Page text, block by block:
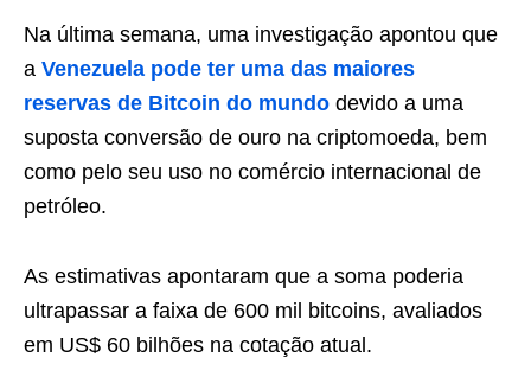
Na última semana, uma investigação apontou que
a Venezuela pode ter uma das maiores
reservas de Bitcoin do mundo devido a uma
suposta conversão de ouro na criptomoeda, bem
como pelo seu uso no comércio internacional de
petróleo.
As estimativas apontaram que a soma poderia
ultrapassar a faixa de 600 mil bitcoins, avaliados
em US$ 60 bilhões na cotação atual.